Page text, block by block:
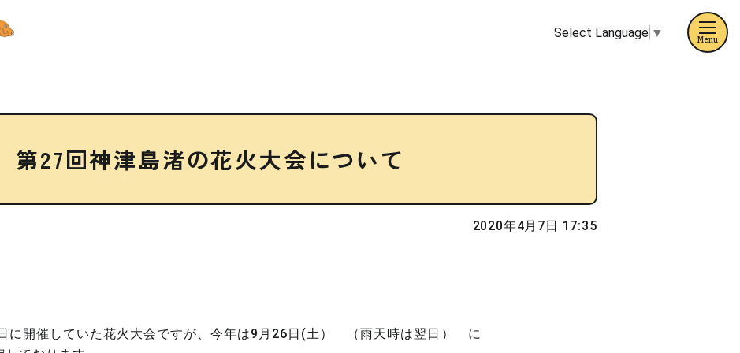
Select Language ▼
第27回神津島渚の花火大会について
2020年4月7日 17:35
に開催していた花火大会ですが、今年は9月26日(土） （雨天時は翌日） に
Menu